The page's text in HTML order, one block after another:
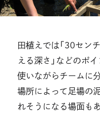
田植えでは「30セン
える深さ」などのポ
使いながらチームに
場所によって足場の
れそうになる場面も